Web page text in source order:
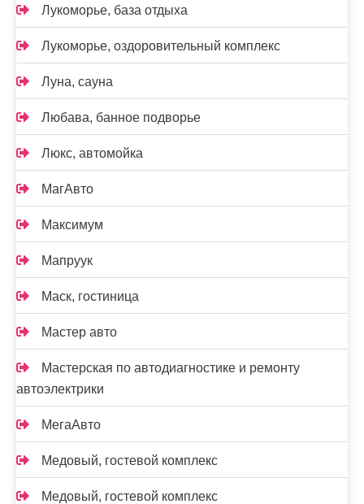
Лукоморье, база отдыха
Лукоморье, оздоровительный комплекс
Луна, сауна
Любава, банное подворье
Люкс, автомойка
МагАвто
Максимум
Мапруук
Маск, гостиница
Мастер авто
Мастерская по автодиагностике и ремонту
автоэлектрики
МегаАвто
Медовый, гостевой комплекс
Медовый, гостевой комплекс